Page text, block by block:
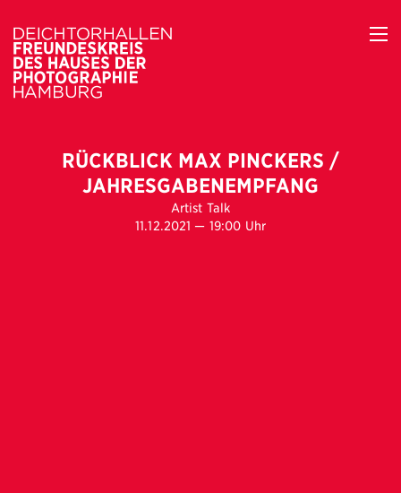
RÜCKBLICK MAX PINCKERS /
JAHRESGABENEMPFANG
Artist Talk
11.12.2021 — 19:00 Uhr